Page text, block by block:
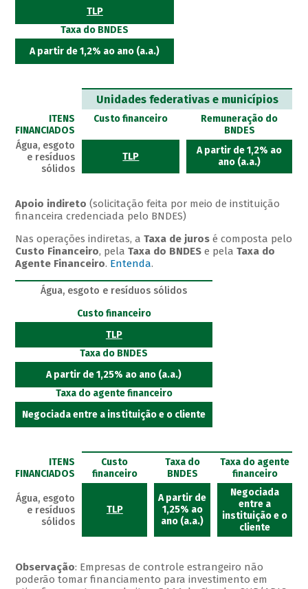
TLP
Taxa do BNDES
A partir de 1,2% ao ano (a.a.)
Unidades federativas e municípios
ITENS
FINANCIADOS
Custo financeiro
Remuneração do
BNDES
Água, esgoto
e resíduos
sólidos
TLP
A partir de 1,2% ao
ano (a.a.)
Apoio indireto(solicitação feita por meio de instituição
financeira credenciada pelo BNDES)
Nas operações indiretas, aTaxa de juros é composta pelo
Custo Financeiro, pelaTaxa do BNDES e pelaTaxa do
Agente Financeiro. Entenda.
Água, esgoto e resíduos sólidos
Custo financeiro
TLP
Taxa do BNDES
A partir de 1,25% ao ano (a.a.)
Taxa do agente financeiro
Negociada entre a instituição e o cliente
ITENS
FINANCIADOS
Custo
financeiro
Taxa do
BNDES
Taxa do agente
financeiro
Água, esgoto
e resíduos
sólidos
TLP
A partir de
1,25% ao
ano (a.a.)
Negociada
entre a
instituição e o
cliente
Observação: Empresas de controle estrangeiro não
poderão tomar financiamento para investimento em